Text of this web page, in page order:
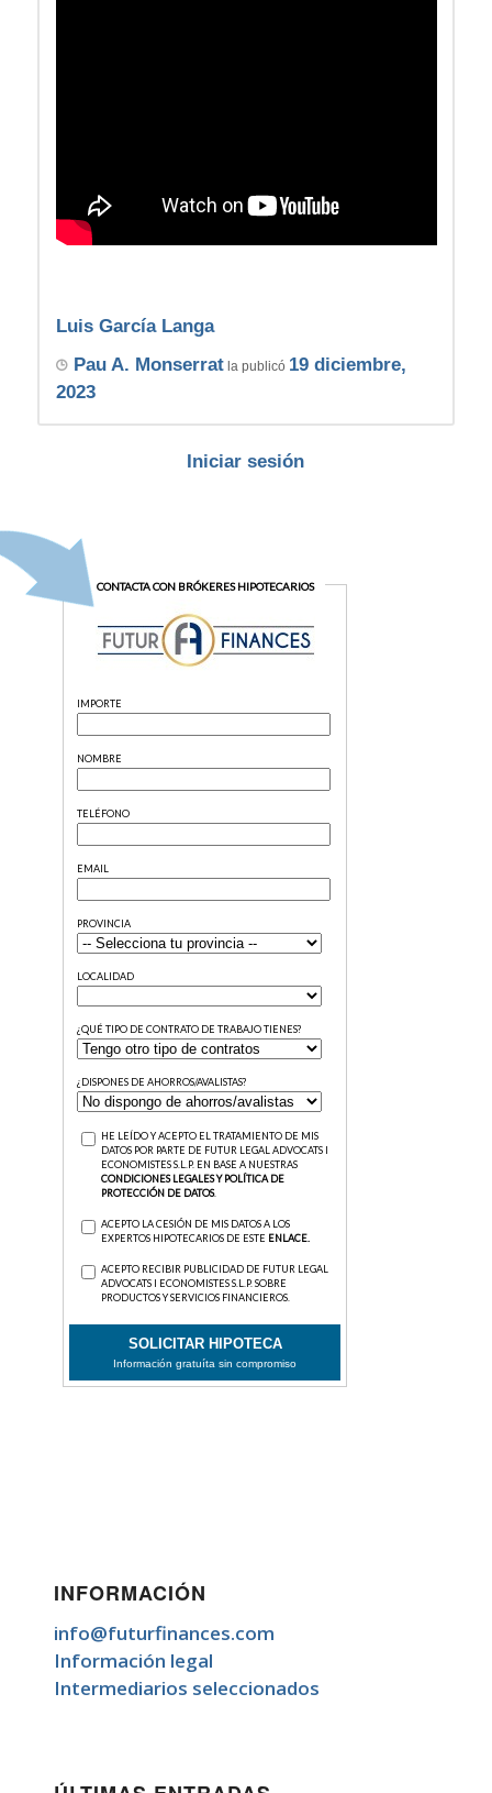
Luis García Langa
Pau A. Monserratla publicó 19 diciembre,
2023
Iniciar sesión
INFORMACIÓN
info@futurfinances.com
Información legal
Intermediarios seleccionados